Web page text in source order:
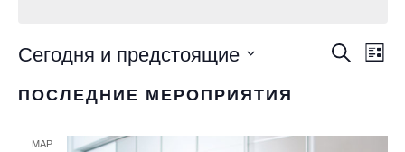
ПОИСК
Поиск
виды
Сегодня и предстоящие
дату.
ПОСЛЕДНИЕ МЕРОПРИЯТИЯ
МАР